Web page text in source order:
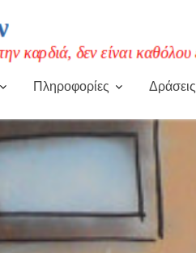
Πληροφορίες Δράσεις